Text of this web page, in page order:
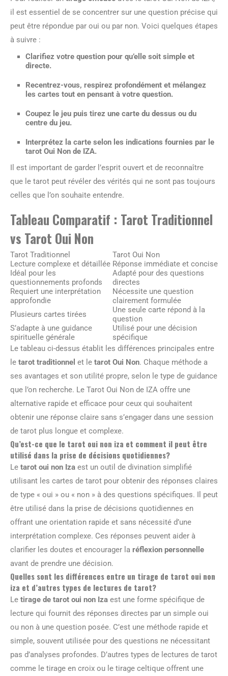
il est essentiel de se concentrer sur une question précise qui
peut être répondue par oui ou par non. Voici quelques étapes
à suivre :
Clarifiez votre question pour qu’elle soit simple et
directe.
Recentrez-vous, respirez profondément et mélangez
les cartes tout en pensant à votre question.
Coupez le jeu puis tirez une carte du dessus ou du
centre du jeu.
Interprétez la carte selon les indications fournies par le
tarot Oui Non de IZA.
Il est important de garder l’esprit ouvert et de reconnaître
que le tarot peut révéler des vérités qui ne sont pas toujours
celles que l’on souhaite entendre.
Tableau Comparatif : Tarot Traditionnel
vs Tarot Oui Non
Tarot Traditionnel
Tarot Oui Non
Lecture complexe et détaillée Réponse immédiate et concise
Idéal pour les
questionnements profonds
Adapté pour des questions
directes
Requiert une interprétation
approfondie
Nécessite une question
clairement formulée
Plusieurs cartes tirées
Une seule carte répond à la
question
S’adapte à une guidance
spirituelle générale
Utilisé pour une décision
spécifique
Le tableau ci-dessus établit les différences principales entre
le tarot traditionnel et le tarot Oui Non. Chaque méthode a
ses avantages et son utilité propre, selon le type de guidance
que l’on recherche. Le Tarot Oui Non de IZA offre une
alternative rapide et efficace pour ceux qui souhaitent
obtenir une réponse claire sans s’engager dans une session
de tarot plus longue et complexe.
Qu’est-ce que le tarot oui non iza et comment il peut être
utilisé dans la prise de décisions quotidiennes?
Le tarot oui non Iza est un outil de divination simplifié
utilisant les cartes de tarot pour obtenir des réponses claires
de type « oui » ou « non » à des questions spécifiques. Il peut
être utilisé dans la prise de décisions quotidiennes en
offrant une orientation rapide et sans nécessité d’une
interprétation complexe. Ces réponses peuvent aider à
clarifier les doutes et encourager la réflexion personnelle
avant de prendre une décision.
Quelles sont les différences entre un tirage de tarot oui non
iza et d’autres types de lectures de tarot?
Le tirage de tarot oui non Iza est une forme spécifique de
lecture qui fournit des réponses directes par un simple oui
ou non à une question posée. C’est une méthode rapide et
simple, souvent utilisée pour des questions ne nécessitant
pas d’analyses profondes. D’autres types de lectures de tarot
comme le tirage en croix ou le tirage celtique offrent une